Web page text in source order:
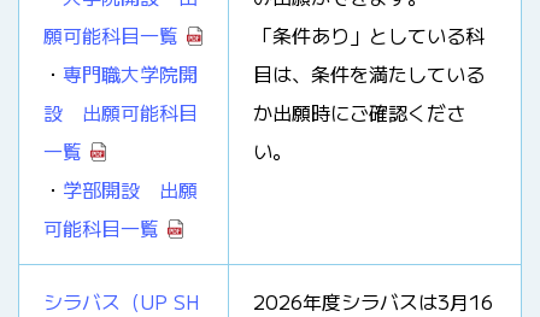
願可能科目一覧
・ 専門職大学院開
設 出願可能科目
一覧
・ 学部開設 出願
可能科目一覧
「条件あり」としている科
目は、条件を満たしている
か出願時にご確認くださ
い。
シラバス（UP SH
2026年度シラバスは3月16